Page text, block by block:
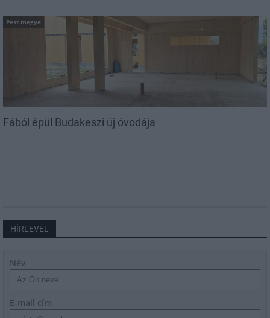
Pest megye
Fából épül Budakeszi új óvodája
HÍRLEVÉL
Név
E-mail cím